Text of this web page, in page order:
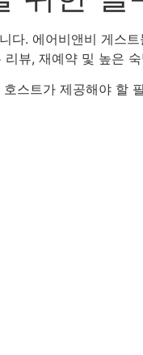
. 에어비앤비 게스
뷰, 재예약 및 높은
스트가 제공해야 할